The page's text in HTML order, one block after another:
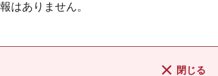
はありません。
閉じる